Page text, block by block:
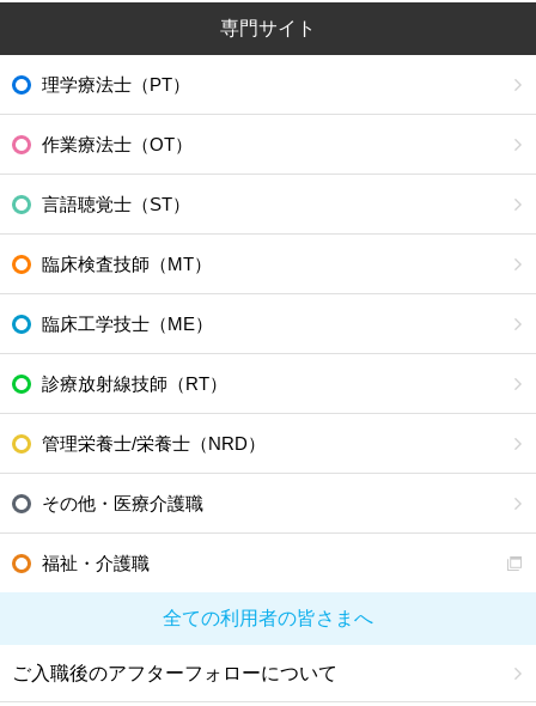
専門サイト
理学療法士（PT）
作業療法士（OT）
言語聴覚士（ST）
臨床検査技師（MT）
臨床工学技士（ME）
診療放射線技師（RT）
管理栄養士/栄養士（NRD）
その他・医療介護職
福祉・介護職
全ての利用者の皆さまへ
ご入職後のアフターフォローについて